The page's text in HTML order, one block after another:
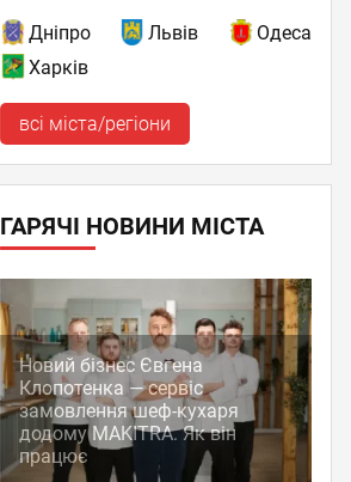
Дніпро Львів
Одеса
Харків
всі міста/регіони
ГАРЯЧІ НОВИНИ МІСТА
Новий бізнес Євгена
Клопотенка — сервіс
замовлення шеф-кухаря
додому MAKITRA. Як він
працює